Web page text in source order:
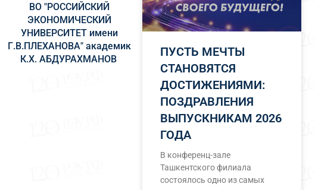
ВО "РОССИЙСКИЙ
ЭКОНОМИЧЕСКИЙ
УНИВЕРСИТЕТ имени
Г.В.ПЛЕХАНОВА" академик
К.Х. АБДУРАХМАНОВ ​
ПУСТЬ МЕЧТЫ
СТАНОВЯТСЯ
ДОСТИЖЕНИЯМИ:
ПОЗДРАВЛЕНИЯ
ВЫПУСКНИКАМ 2026
ГОДА
В конференц-зале
Ташкентского филиала
состоялось одно из самых